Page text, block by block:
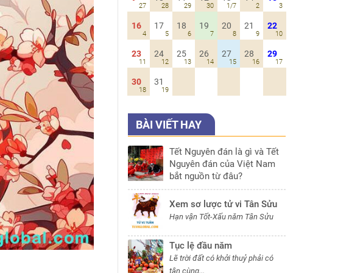
27 28 29 30 1/7 2 3
16
4
17
5
18
6
19
7
20
8
21
9
22
10
23
11
24
12
25
13
26
14
27
15
28
16
29
17
30
18
31
19
BÀI VIẾT HAY
Tết Nguyên đán là gì và Tết
Nguyên đán của Việt Nam
bắt nguồn từ đâu?
Xem sơ lược tử vi Tân Sửu
Hạn vận Tốt-Xấu năm Tân Sửu
Tục lệ đầu năm
Lẽ trời đất có khởi thuỷ phải có
tận cùng...